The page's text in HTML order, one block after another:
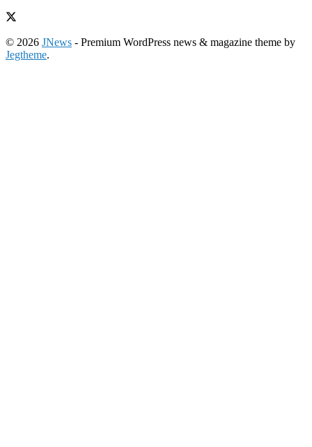
© 2026 JNews - Premium WordPress news & magazine theme by
Jegtheme.